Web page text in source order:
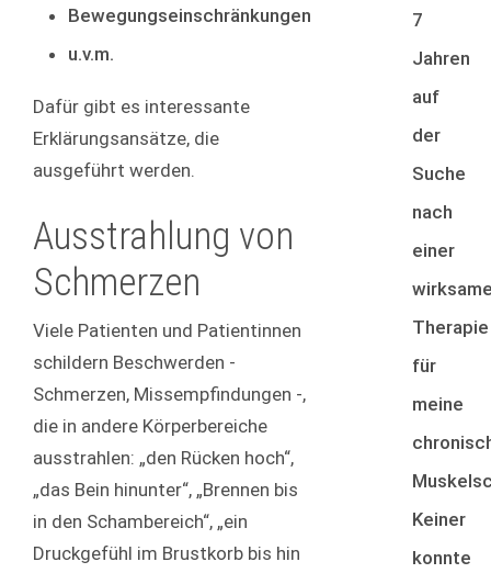
7
Jahren
auf
der
Suche
nach
einer
Therapie
für
meine
Keiner
konnte
Bewegungseinschränkungen
u.v.m.
Dafür gibt es interessante
Erklärungsansätze, die
ausgeführt werden.
Ausstrahlung von
Schmerzen
Viele Patienten und Patientinnen
schildern Beschwerden -
Schmerzen, Missempfindungen -,
die in andere Körperbereiche
ausstrahlen: „den Rücken hoch“,
„das Bein hinunter“, „Brennen bis
in den Schambereich“, „ein
Druckgefühl im Brustkorb bis hin